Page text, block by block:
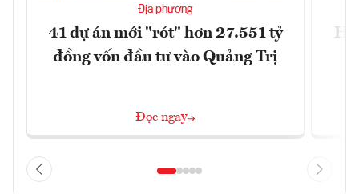
Địa phương
41 dự án mới "rót" hơn 27.551 tỷ
đồng vốn đầu tư vào Quảng Trị
Đọc ngay
Hà